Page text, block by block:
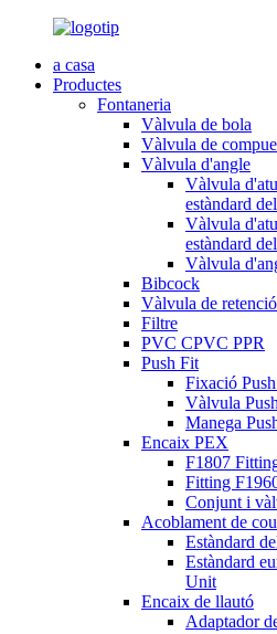
a casa
Productes
Fontaneria
Vàlvula de bola
Vàlvula de
Vàlvula d'angle
Vàlvula
estàndard
Vàlvula
estàndard
Vàlvula
Bibcock
Vàlvula de retenció
Filtre
PVC CPVC PPR
Push Fit
Fixació
Vàlvula
Manega
Encaix PEX
F1807
Fitting
Conjunt i
Acoblament de
Estàndard
Estàndard
Unit
Encaix de llautó
Adaptador